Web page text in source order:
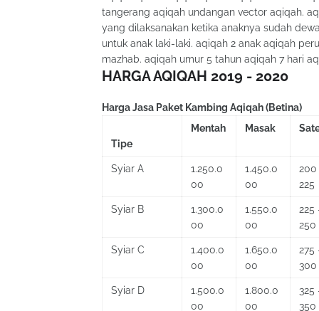
tangerang aqiqah undangan vector aqiqah.
yang dilaksanakan ketika anaknya sudah
untuk anak laki-laki. aqiqah 2 anak aqiqah
mazhab. aqiqah umur 5 tahun aqiqah 7 hari
HARGA AQIQAH 2019 - 2020
Harga Jasa Paket Kambing Aqiqah (Betina)
Tipe
Mentah Masak
Syiar A
1.250.0
00
1.450.0
00
200
225
Syiar B
1.300.0
00
1.550.0
00
225
250
Syiar C
1.400.0
00
1.650.0
00
275
300
Syiar D
1.500.0
00
1.800.0
00
325
350